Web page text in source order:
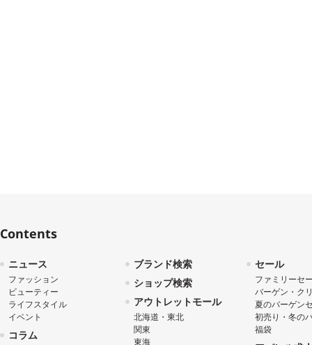
Contents
ニュース
ファッション
ビューティー
ライフスタイル
イベント
コラム
ブランド検索
ショップ検索
アウトレットモール
北海道・東北
関東
東海
セール
ファミリーセ
バーゲン・ク
夏のバーゲン
初売り・冬の
福袋